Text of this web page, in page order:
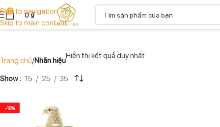
Skip to navigation
Skip to main content
0 0₫
Trang chủ Nhãn hiệuHiển thị kết quả duy nhất
Show 15 25 35
-18%